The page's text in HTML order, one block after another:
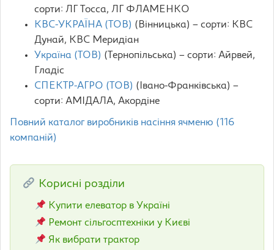
сорти: ЛГ Тосса, ЛГ ФЛАМЕНКО
КВС-УКРАЇНА (ТОВ) (Вінницька) – сорти: КВС
Дунай, КВС Меридіан
Україна (ТОВ) (Тернопільська) – сорти: Айрвей,
Гладіс
СПЕКТР-АГРО (ТОВ) (Івано-Франківська) –
сорти: АМІДАЛА, Акордіне
Повний каталог виробників насіння ячменю (116
компаній)
Корисні розділи
Купити елеватор в Україні
Ремонт сільгосптехніки у Києві
Як вибрати трактор